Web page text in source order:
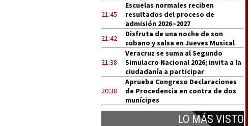
21:45
Escuelas normales reciben
resultados del proceso de
admisión 2026–2027
21:42
Disfruta de una noche de son
cubano y salsa en Jueves Musical
21:38
Veracruz se suma al Segundo
Simulacro Nacional 2026; invita a la
ciudadanía a participar
20:38
Aprueba Congreso Declaraciones
de Procedencia en contra de dos
munícipes
LO MÁS VISTO